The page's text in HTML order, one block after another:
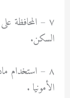
٧ – المحافظة
السكن.
٨ – استخدام
الأمونيا .